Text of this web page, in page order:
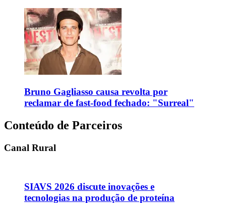
Bruno Gagliasso causa revolta por
reclamar de fast-food fechado: "Surreal"
Conteúdo de Parceiros
Canal Rural
SIAVS 2026 discute inovações e
tecnologias na produção de proteína